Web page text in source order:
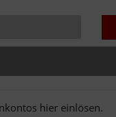
hier einlösen.